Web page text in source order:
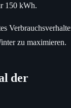
150 kWh.
zu maximieren.
der